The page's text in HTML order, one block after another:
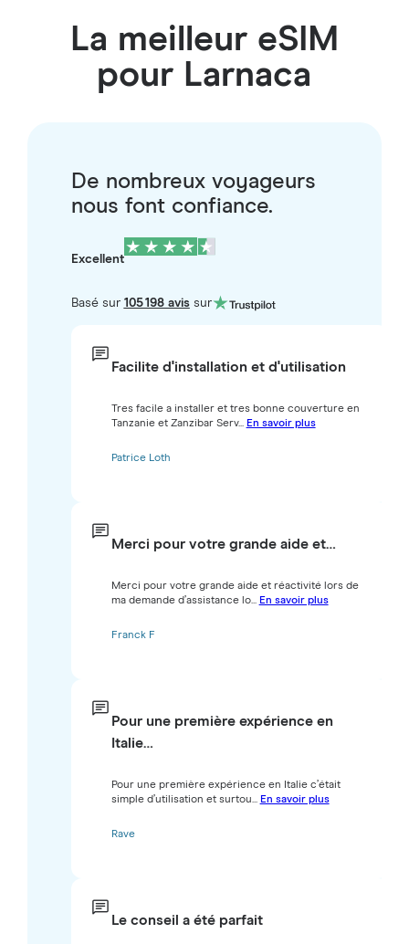
La meilleur eSIM
pour Larnaca
De nombreux voyageurs
nous font confiance.
Excellent
Basé sur 105 198 avissur
Facilite d'installation et d'utilisation
Tres facile a installer et tres bonne couverture en
Tanzanie et Zanzibar Serv... En savoir plus
Patrice Loth
Merci pour votre grande aide et…
Merci pour votre grande aide et réactivité lors de
ma demande d’assistance lo... En savoir plus
Franck F
Pour une première expérience en
Italie…
Pour une première expérience en Italie c’était
simple d’utilisation et surtou... En savoir plus
Rave
Le conseil a été parfait